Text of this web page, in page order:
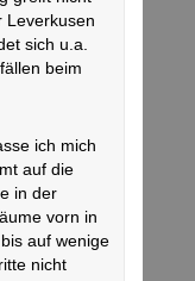
Leverkusen
sich u.a.
beim
ich mich
auf die
in der
vorn in
auf wenige
nicht